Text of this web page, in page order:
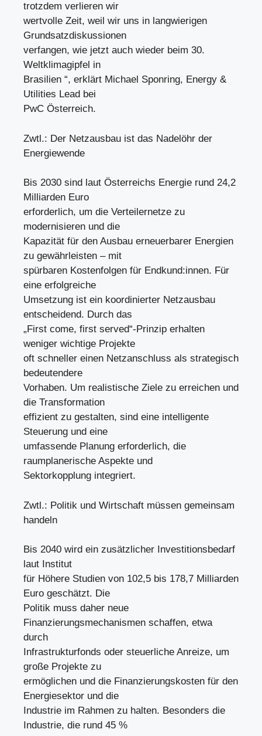
trotzdem verlieren wir
wertvolle Zeit, weil wir uns in langwierigen
Grundsatzdiskussionen
verfangen, wie jetzt auch wieder beim 30.
Weltklimagipfel in
Brasilien “, erklärt Michael Sponring, Energy &
Utilities Lead bei
PwC Österreich.
Zwtl.: Der Netzausbau ist das Nadelöhr der
Energiewende
Bis 2030 sind laut Österreichs Energie rund 24,2
Milliarden Euro
erforderlich, um die Verteilernetze zu
modernisieren und die
Kapazität für den Ausbau erneuerbarer Energien
zu gewährleisten – mit
spürbaren Kostenfolgen für Endkund:innen. Für
eine erfolgreiche
Umsetzung ist ein koordinierter Netzausbau
entscheidend. Durch das
„First come, first served“-Prinzip erhalten
weniger wichtige Projekte
oft schneller einen Netzanschluss als strategisch
bedeutendere
Vorhaben. Um realistische Ziele zu erreichen und
die Transformation
effizient zu gestalten, sind eine intelligente
Steuerung und eine
umfassende Planung erforderlich, die
raumplanerische Aspekte und
Sektorkopplung integriert.
Zwtl.: Politik und Wirtschaft müssen gemeinsam
handeln
Bis 2040 wird ein zusätzlicher Investitionsbedarf
laut Institut
für Höhere Studien von 102,5 bis 178,7 Milliarden
Euro geschätzt. Die
Politik muss daher neue
Finanzierungsmechanismen schaffen, etwa
durch
Infrastrukturfonds oder steuerliche Anreize, um
große Projekte zu
ermöglichen und die Finanzierungskosten für den
Energiesektor und die
Industrie im Rahmen zu halten. Besonders die
Industrie, die rund 45 %